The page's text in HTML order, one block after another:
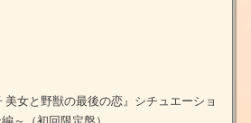
女と野獣の最後の恋』シチュエーショ